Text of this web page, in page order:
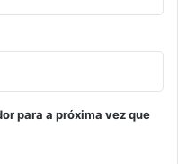
para a próxima vez que